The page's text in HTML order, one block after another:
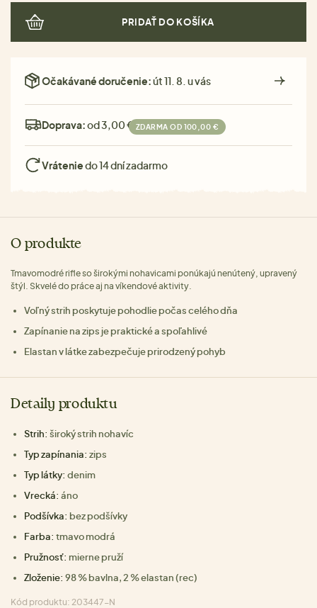
PRIDAŤ DO KOŠÍKA
Očakávané doručenie:út 11. 8. u vás
Doprava:od 3,00 € ZDARMA OD 100,00 €
Vráteniedo 14 dní zadarmo
O produkte
Tmavomodré rifle so širokými nohavicami ponúkajú nenútený, upravený
štýl. Skvelé do práce aj na víkendové aktivity.
Voľný strih poskytuje pohodlie počas celého dňa
Zapínanie na zips je praktické a spoľahlivé
Elastan v látke zabezpečuje prirodzený pohyb
Detaily produktu
Strih: široký strih nohavíc
Typ zapínania: zips
Typ látky: denim
Vrecká: áno
Podšívka: bez podšívky
Farba: tmavo modrá
Pružnosť: mierne pruží
Zloženie: 98 % bavlna, 2 % elastan (rec)
Kód produktu: 203447-N